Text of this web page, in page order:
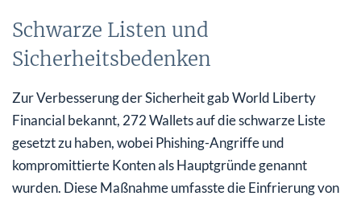
Schwarze Listen und
Sicherheitsbedenken
Zur Verbesserung der Sicherheit gab World Liberty
Financial bekannt, 272 Wallets auf die schwarze Liste
gesetzt zu haben, wobei Phishing-Angriffe und
kompromittierte Konten als Hauptgründe genannt
wurden. Diese Maßnahme umfasste die Einfrierung von